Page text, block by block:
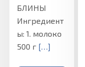
БЛИНЫ
Ингредиент
ы: 1. молоко
500 г […]